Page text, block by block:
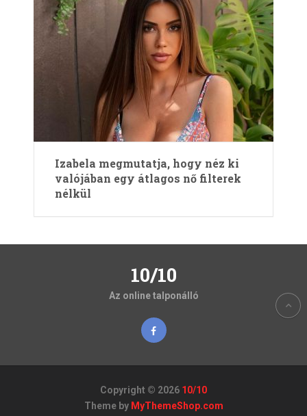
Izabela megmutatja, hogy néz ki
valójában egy átlagos nő filterek
nélkül
10/10
Az online talponálló
Copyright © 2026 10/10
Theme by MyThemeShop.com